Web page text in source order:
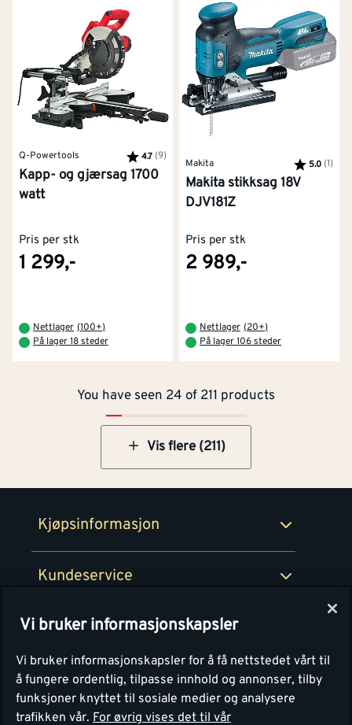
passer best til ditt bruk.
Q-Powertools Karakter:
4.7 (9)
Kapp- og gjærsag 1700
watt
Pris per stk
1 299,-
Nettlager (100+)
På lager 18 steder
Makita Karakter:
5.0 (1)
Makita stikksag 18V
DJV181Z
Pris per stk
2 989,-
Nettlager (20+)
På lager 106 steder
You have seen 24 of 211 products
Vis flere (211)
Kjøpsinformasjon
Betaling
Retur- og angrerettsskjema
Kundeservice
Medlemsavtaler
Montér
Om Montér
Personvern
Vi bruker informasjonskapsler
Vi bruker informasjonskapsler for å få nettstedet vårt til
å fungere ordentlig, tilpasse innhold og annonser, tilby
funksjoner knyttet til sosiale medier og analysere
trafikken vår. For øvrig vises det til vår